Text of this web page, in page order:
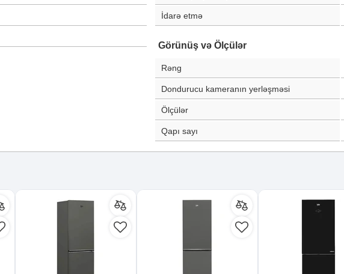
İdarə etmə
Görünüş və Ölçülər
Rəng
Dondurucu kameranın yerləşməsi
Ölçülər
Qapı sayı